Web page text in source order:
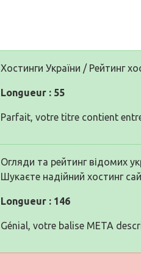
Хостинги України / Рейтинг
Longueur : 55
Parfait, votre titre contient
Огляди та рейтинг відомих
Шукаєте надійний хостинг
Longueur : 146
Génial, votre balise META